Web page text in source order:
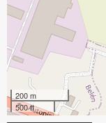
200 m
500 ft